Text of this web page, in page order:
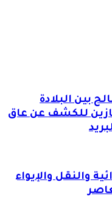
بين البلادة
للكشف عن عاق
والنقل والإيواء